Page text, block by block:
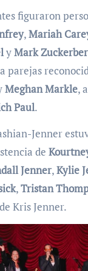
figuraron
,Mariah
yMark
parejas
Meghan Markle,
Paul.
Jenner
de
Jenner,Kylie
,Tristan
Kris Jenner.